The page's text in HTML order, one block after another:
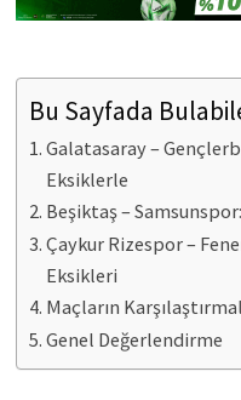
Bu Sayfada
Galatasaray –
Eksiklerle
Beşiktaş –
Çaykur Rizespor –
Eksikleri
Maçların
Genel Değerlendirme